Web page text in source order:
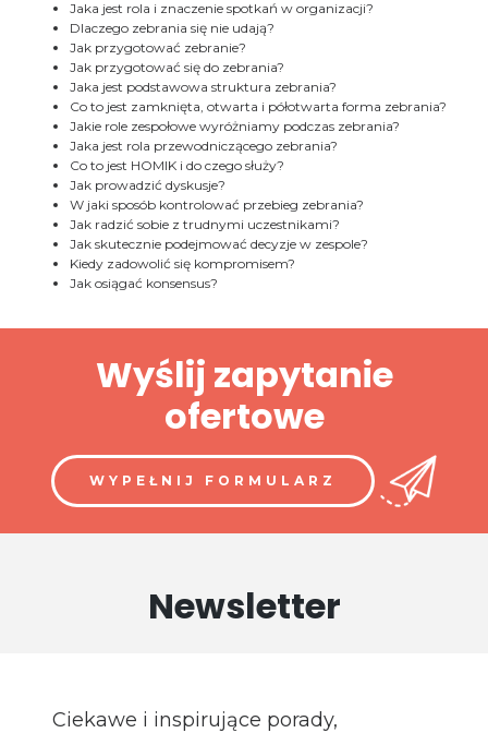
Jaka jest rola i znaczenie spotkań w organizacji?
Dlaczego zebrania się nie udają?
Jak przygotować zebranie?
Jak przygotować się do zebrania?
Jaka jest podstawowa struktura zebrania?
Co to jest zamknięta, otwarta i półotwarta forma zebrania?
Jakie role zespołowe wyróżniamy podczas zebrania?
Jaka jest rola przewodniczącego zebrania?
Co to jest HOMIK i do czego służy?
Jak prowadzić dyskusje?
W jaki sposób kontrolować przebieg zebrania?
Jak radzić sobie z trudnymi uczestnikami?
Jak skutecznie podejmować decyzje w zespole?
Kiedy zadowolić się kompromisem?
Jak osiągać konsensus?
Wyślij zapytanie
ofertowe
WYPEŁNIJ FORMULARZ
Newsletter
Ciekawe i inspirujące porady,